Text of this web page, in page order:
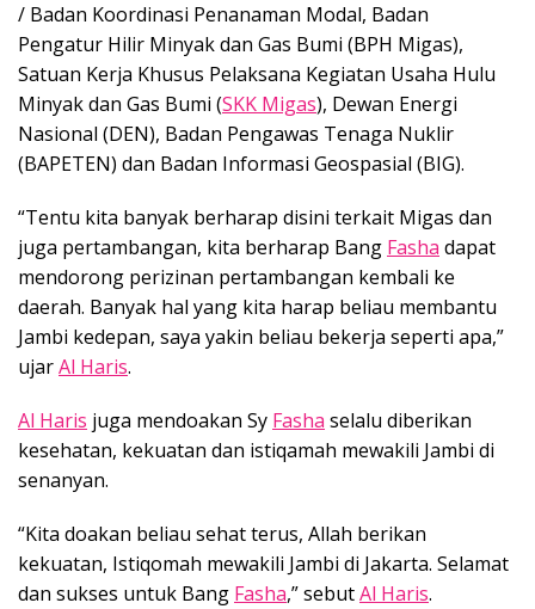
/ Badan Koordinasi Penanaman Modal, Badan
Pengatur Hilir Minyak dan Gas Bumi (BPH Migas),
Satuan Kerja Khusus Pelaksana Kegiatan Usaha Hulu
Minyak dan Gas Bumi (SKK Migas), Dewan Energi
Nasional (DEN), Badan Pengawas Tenaga Nuklir
(BAPETEN) dan Badan Informasi Geospasial (BIG).
“Tentu kita banyak berharap disini terkait Migas dan
juga pertambangan, kita berharap Bang Fasha dapat
mendorong perizinan pertambangan kembali ke
daerah. Banyak hal yang kita harap beliau membantu
Jambi kedepan, saya yakin beliau bekerja seperti apa,”
ujarAl Haris.
Al Haris juga mendoakan Sy Fasha selalu diberikan
kesehatan, kekuatan dan istiqamah mewakili Jambi di
senanyan.
“Kita doakan beliau sehat terus, Allah berikan
kekuatan, Istiqomah mewakili Jambi di Jakarta. Selamat
dan sukses untuk Bang Fasha,” sebutAl Haris.